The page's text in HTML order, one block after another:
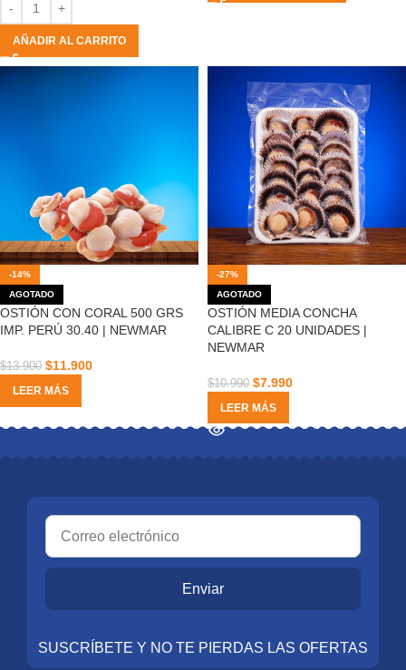
AÑADIR AL CARRITO
-14%
AGOTADO
OSTIÓN CON CORAL 500 GRS
IMP. PERÚ 30.40 | NEWMAR
$13.900 $11.900
LEER MÁS
-27%
AGOTADO
OSTIÓN MEDIA CONCHA
CALIBRE C 20 UNIDADES |
NEWMAR
$10.990 $7.990
LEER MÁS
Enviar
SUSCRÍBETE Y NO TE PIERDAS LAS OFERTAS